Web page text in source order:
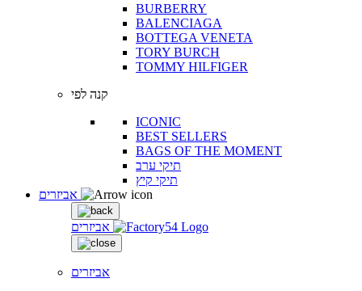
BURBERRY
BALENCIAGA
BOTTEGA VENETA
TORY BURCH
TOMMY HILFIGER
קנה לפי
ICONIC
BEST SELLERS
BAGS OF THE MOMENT
תיקי ערב
תיקי קיץ
אביזרים
אביזרים